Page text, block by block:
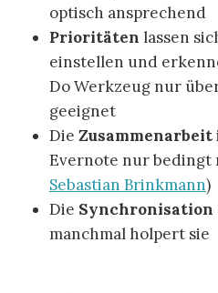
optisch ansprechend
Prioritäten lassen
einstellen und
Do Werkzeug nur
geeignet
Die Zusammenarbeit
Evernote nur bedingt
Sebastian Brinkmann)
Die Synchronisation
manchmal holpert sie